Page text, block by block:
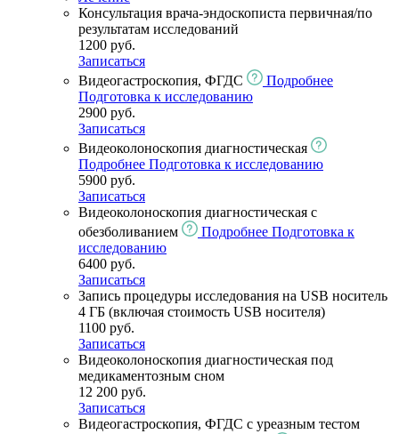
Консультация врача-эндоскописта первичная/по
результатам исследований
1200 руб.
Записаться
Видеогастроскопия, ФГДС
Подробнее
Подготовка к исследованию
2900 руб.
Записаться
Видеоколоноскопия диагностическая
Подробнее Подготовка к исследованию
5900 руб.
Записаться
Видеоколоноскопия диагностическая с
обезболиванием
Подробнее Подготовка к
исследованию
6400 руб.
Записаться
Запись процедуры исследования на USB носитель
4 ГБ (включая стоимость USB носителя)
1100 руб.
Записаться
Видеоколоноскопия диагностическая под
медикаментозным сном
12 200 руб.
Записаться
Видеогастроскопия, ФГДС с уреазным тестом